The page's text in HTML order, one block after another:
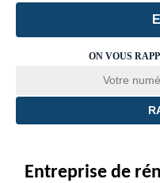
ON VOUS
Entreprise de